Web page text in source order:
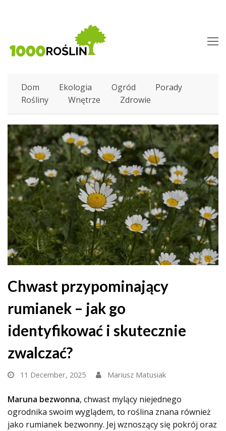
Dom Ekologia Ogród
Porady
Rośliny
Wnętrze Zdrowie
Chwast przypominający
rumianek – jak go
identyfikować i skutecznie
zwalczać?
11 December, 2025 Mariusz Matusiak
Maruna bezwonna, chwast mylący niejednego
ogrodnika swoim wyglądem, to roślina znana również
jako rumianek bezwonny. Jej wznoszący się pokrój oraz